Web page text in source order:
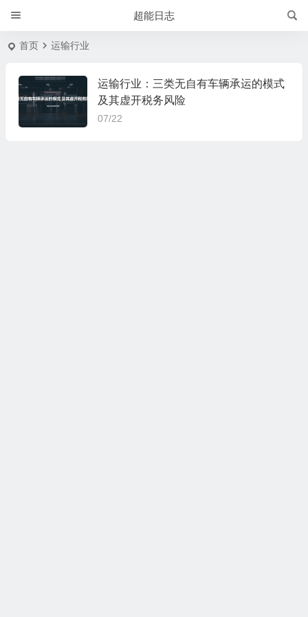
超能日志
首页 运输行业
运输行业：三类无自有车辆承运的模式
及其虚开税务风险
07/22